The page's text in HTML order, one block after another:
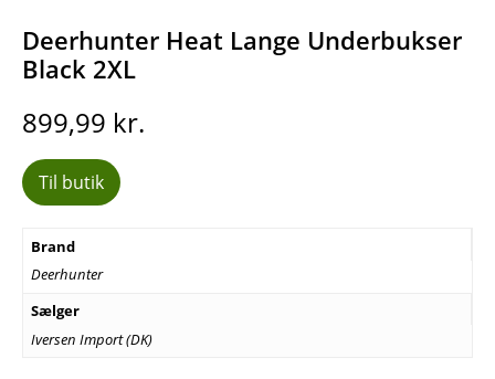
Deerhunter Heat Lange Underbukser
Black 2XL
899,99 kr.
Til butik
Brand
Deerhunter
Sælger
Iversen Import (DK)